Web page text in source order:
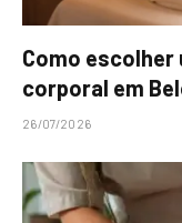
Como escolher
corporal em
26/07/2026